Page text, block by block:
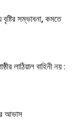
সম্ভাবনা, কমতে
লাঠিয়াল বাহিনী নয় :
আভাস